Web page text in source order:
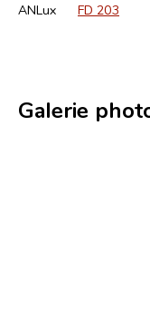
ANLux FD 203
Galerie